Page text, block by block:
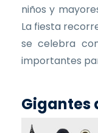
niños y
La fiesta
se celebra
importantes
Gigantes